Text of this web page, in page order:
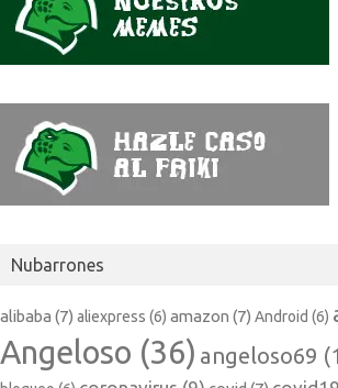
Nubarrones
alibaba (7) aliexpress (6) amazon (7) Android (6)
Angeloso (36) angeloso69